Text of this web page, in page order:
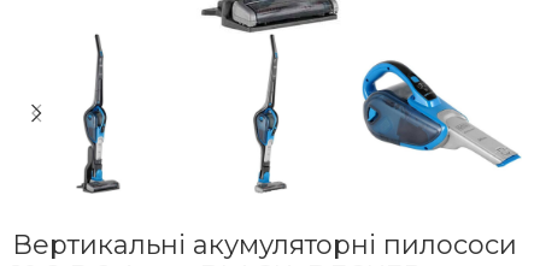
Вертикальні акумуляторні пилососи